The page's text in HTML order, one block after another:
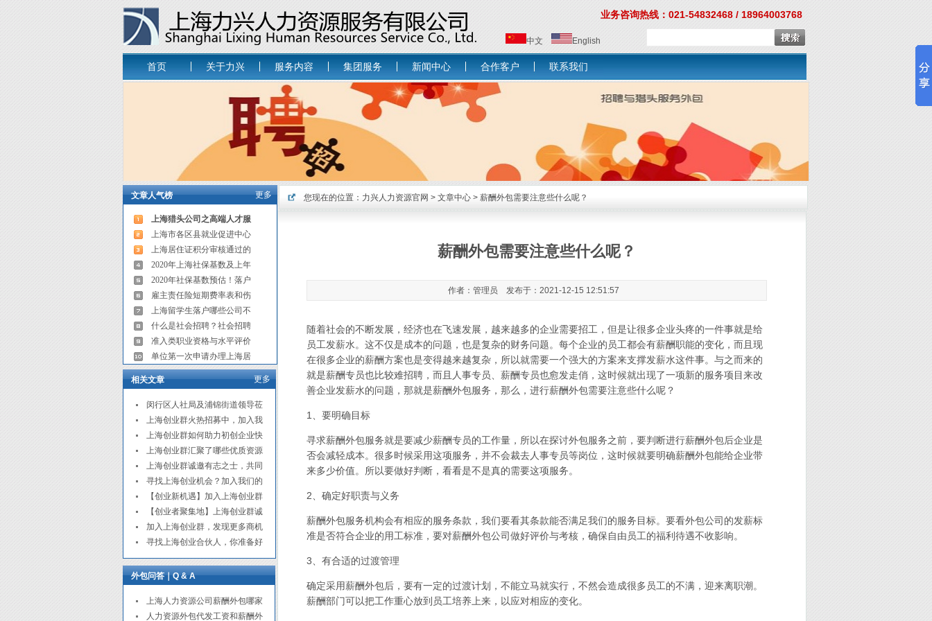
业务咨询热线：021-54832468 / 18964003768
首页 关于力兴 服务内容 集团服务 新闻中心 合作客户 联系我们
中文 English
薪酬外包需要注意些什么呢？
作者：管理员 发布于：2021-12-15 12:51:57
随着社会的不断发展，经济也在飞速发展，越来越多的企业需要招工，但是让很多企业头疼的一件事就是给
员工发薪水。这不仅是成本的问题，也是复杂的财务问题。每个企业的员工都会有薪酬职能的变化，而且现
在很多企业的薪酬方案也是变得越来越复杂，所以就需要一个强大的方案来支撑发薪水这件事。与之而来的
就是薪酬专员也比较难招聘，而且人事专员、薪酬专员也愈发走俏，这时候就出现了一项新的服务项目来改
善企业发薪水的问题，那就是薪酬外包服务，那么，进行薪酬外包需要注意些什么呢？
1、要明确目标
寻求薪酬外包服务就是要减少薪酬专员的工作量，所以在探讨外包服务之前，要判断进行薪酬外包后企业是
否会减轻成本。很多时候采用这项服务，并不会裁去人事专员等岗位，这时候就要明确薪酬外包能给企业带
来多少价值。所以要做好判断，看看是不是真的需要这项服务。
2、确定好职责与义务
薪酬外包服务机构会有相应的服务条款，我们要看其条款能否满足我们的服务目标。要看外包公司的发薪标
准是否符合企业的用工标准，要对薪酬外包公司做好评价与考核，确保自由员工的福利待遇不收影响。
3、有合适的过渡管理
确定采用薪酬外包后，要有一定的过渡计划，不能立马就实行，不然会造成很多员工的不满，迎来离职潮。
薪酬部门可以把工作重心放到员工培养上来，以应对相应的变化。
您现在的位置： 力兴人力资源官网 > 文章中心 > 薪酬外包需要注意些什么呢？
文章人气榜 更多
上海猎头公司之高端人才服
上海市各区县就业促进中心
上海居住证积分审核通过的
2020年上海社保基数及上年
2020年社保基数预估！落户
雇主责任险短期费率表和伤
上海留学生落户哪些公司不
什么是社会招聘？社会招聘
准入类职业资格与水平评价
单位第一次申请办理上海居
相关文章 更多
闵行区人社局及浦锦街道领导莅
上海创业群火热招募中，加入我
上海创业群如何助力初创企业快
上海创业群汇聚了哪些优质资源
上海创业群诚邀有志之士，共同
寻找上海创业机会？加入我们的
【创业新机遇】加入上海创业群
【创业者聚集地】上海创业群诚
加入上海创业群，发现更多商机
寻找上海创业合伙人，你准备好
外包问答｜Q & A
上海人力资源公司薪酬外包哪家
人力资源外包代发工资和薪酬外